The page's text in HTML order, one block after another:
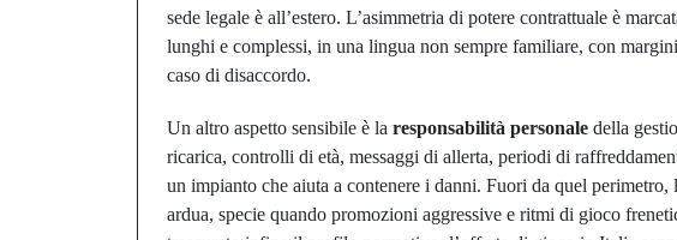
sede legale è all’estero. L’asimmetria di potere contrattuale è
lunghi e complessi, in una lingua non sempre familiare, con
caso di disaccordo.
Un altro aspetto sensibile è la responsabilità personale della
ricarica, controlli di età, messaggi di allerta, periodi di
un impianto che aiuta a contenere i danni. Fuori da quel
ardua, specie quando promozioni aggressive e ritmi di gioco